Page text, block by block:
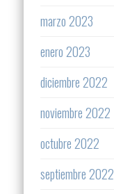
marzo 2023
enero 2023
diciembre 2022
noviembre 2022
octubre 2022
septiembre 2022